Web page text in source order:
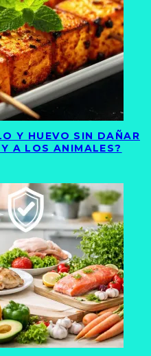
Y HUEVO SIN DAÑAR
A LOS ANIMALES?